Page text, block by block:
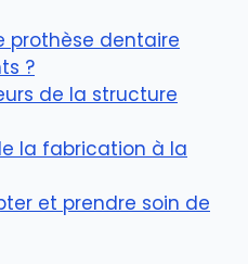
prothèse dentaire
?
de la structure
la fabrication à la
et prendre soin de